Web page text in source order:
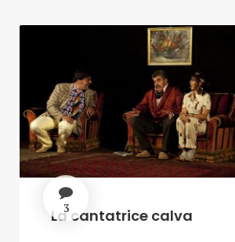
3
La cantatrice calva